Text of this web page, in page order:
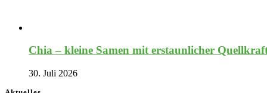
Chia – kleine Samen mit erstaunlicher
30. Juli 2026